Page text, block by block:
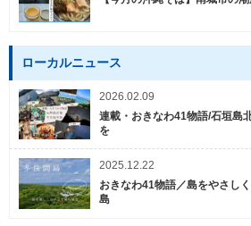
ローカルニュース
2026.02.09
連載・おきなわ41物語/石垣島
を
2025.12.22
おきなわ41物語／島をやさし
島